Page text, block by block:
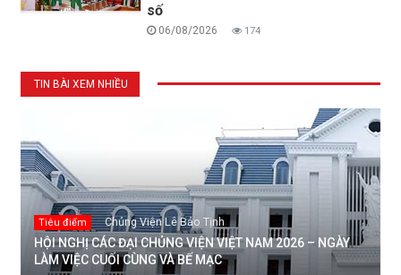
số
06/08/2026 174
TIN BÀI XEM NHIỀU
Tiêu điểm Chủng Viện Lê Bảo Tịnh
HỘI NGHỊ CÁC ĐẠI CHỦNG VIỆN VIỆT NAM 2026 – NGÀY
LÀM VIỆC CUỐI CÙNG VÀ BẾ MẠC